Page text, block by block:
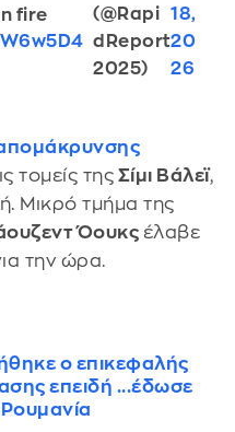
fire
(@Rapi
dReport
2025)
18,
20
26
τομείς της Σίμι Βάλεϊ,
Μικρό τμήμα της
Όουκς έλαβε
την ώρα.
ο επικεφαλής
επειδή ...έδωσε